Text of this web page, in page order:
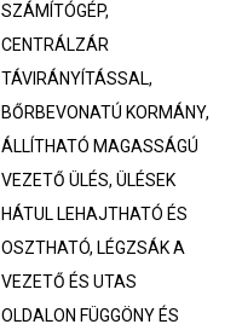
SZÁMÍTÓGÉP,
CENTRÁLZÁR
TÁVIRÁNYÍTÁSSAL,
BŐRBEVONATÚ KORMÁNY,
ÁLLÍTHATÓ MAGASSÁGÚ
VEZETŐ ÜLÉS, ÜLÉSEK
HÁTUL LEHAJTHATÓ ÉS
OSZTHATÓ, LÉGZSÁK A
VEZETŐ ÉS UTAS
OLDALON FÜGGÖNY ÉS